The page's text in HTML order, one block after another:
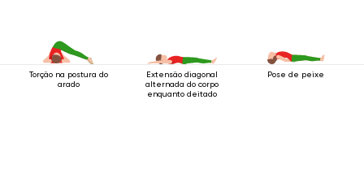
Torção na postura do
arado
Extensão diagonal
alternada do corpo
enquanto deitado
Pose de peixe